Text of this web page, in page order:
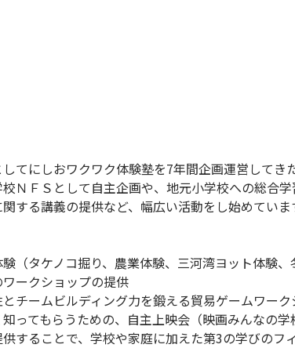
てにしおワクワク体験塾を7年間企画運営してき
ＮＦＳとして自主企画や、地元小学校への総合
する講義の提供など、幅広い活動をし始めていま
（タケノコ掘り、農業体験、三河湾ヨット体験
ークショップの提供
チームビルディング力を鍛える貿易ゲームワー
ってもらうための、自主上映会（映画みんなの
することで、学校や家庭に加えた第3の学びのフ